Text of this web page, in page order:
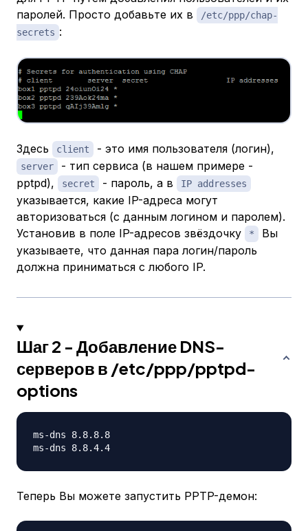
паролей. Просто добавьте их в
/etc/ppp/chap-
secrets :
Здесь сlient - это имя пользователя (логин),
server
- тип сервиса (в нашем примере -
pptpd),
secret - пароль, а в IP addresses
указывается, какие IP-адреса могут
авторизоваться (с данным логином и паролем).
Установив в поле IP-адресов звёздочку
*
Вы
указываете, что данная пара логин/пароль
должна приниматься с любого IP.
Шаг 2 - Добавление DNS-
серверов в /etc/ppp/pptpd-
options
ms-dns 8.8.8.8
Теперь Вы можете запустить PPTP-демон: